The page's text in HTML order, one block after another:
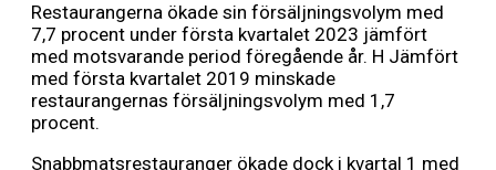
Restaurangerna ökade sin försäljningsvolym med
7,7 procent under första kvartalet 2023 jämfört
med motsvarande period föregående år. H Jämfört
med första kvartalet 2019 minskade
restaurangernas försäljningsvolym med 1,7
procent.
Snabbmatsrestauranger ökade dock i kvartal 1 med